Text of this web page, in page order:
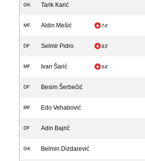
GK Tarik Karić
MF Aldin Mešić 74'
DF Selmir Pidro 83'
MF Ivan Šarić 64'
DF Besim Šerbečić
MF Edo Vehabović
DF Adin Bajrić
GK Belmin Dizdarević